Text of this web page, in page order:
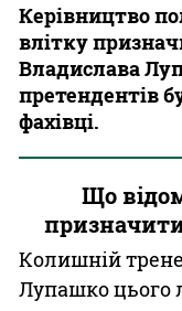
Керівництво
влітку
Владислава
претендентів
фахівці.
Що
Колишній
Лупашко цього